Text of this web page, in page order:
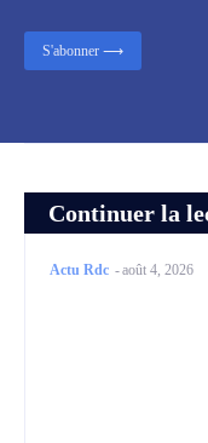
Continuer la
Actu Rdc -août 4, 2026
S'abonner ⟶